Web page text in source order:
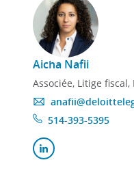
Aicha Nafii
Associée, Litige
514-393-5395